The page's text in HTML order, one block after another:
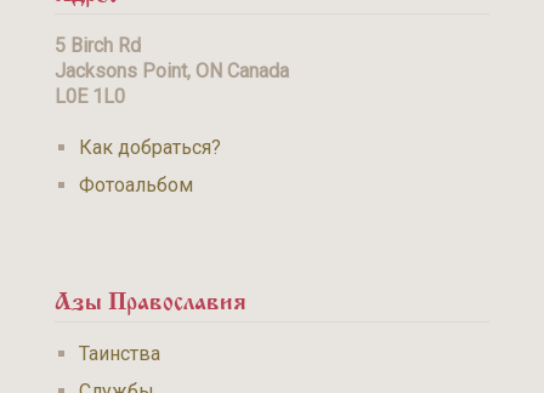
5 Birch Rd
Jacksons Point, ON Canada
L0E 1L0
Как добраться?
Фотоальбом
Азы Православия
Таинства